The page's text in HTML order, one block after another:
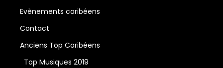
Evènements caribéens
Contact
Anciens Top Caribéens
Top Musiques 2019